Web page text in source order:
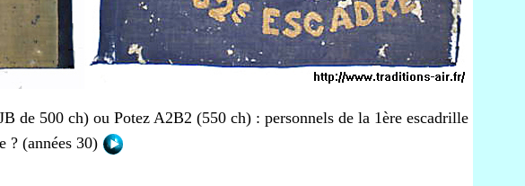
de 500 ch) ou Potez A2B2 (550 ch) : personnels de la 1ère escadrille
? (années 30)